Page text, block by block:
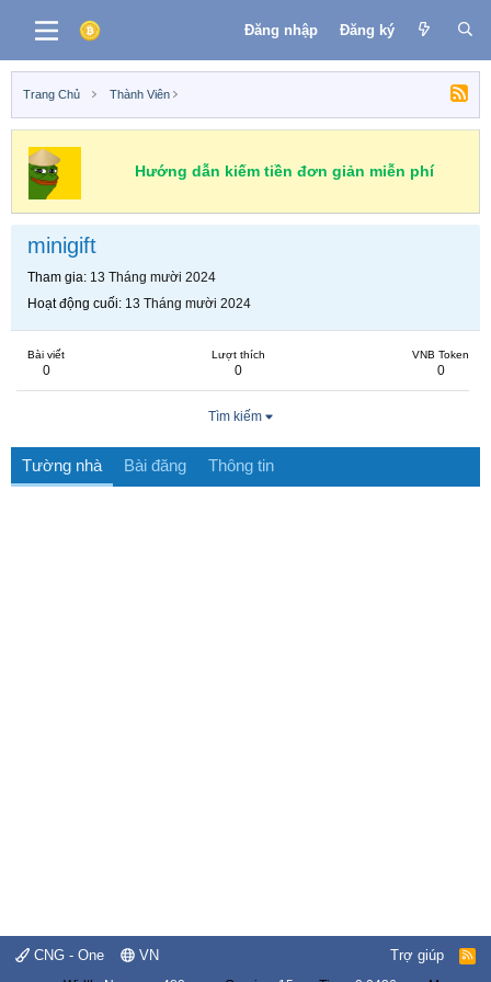
Đăng nhập Đăng ký
Trang Chủ Thành Viên
Hướng dẫn kiếm tiền đơn giản miễn phí
minigift
Tham gia 13 Tháng mười 2024
Hoạt động cuối 13 Tháng mười 2024
Bài viết
0
Lượt thích
0
VNB Token
0
Tìm kiếm
Tường nhà Bài đăng Thông tin
CNG - One VN Trợ giúp
R